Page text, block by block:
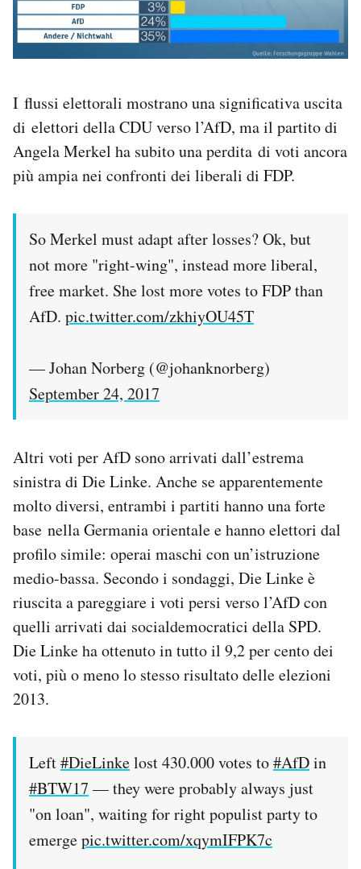
I flussi elettorali mostrano una significativa uscita
di elettori della CDU verso l’AfD, ma il partito di
Angela Merkel ha subito una perdita di voti ancora
più ampia nei confronti dei liberali di FDP.
So Merkel must adapt after losses? Ok, but
not more "right-wing", instead more liberal,
free market. She lost more votes to FDP than
AfD. pic.twitter.com/zkhiyOU45T
— Johan Norberg (@johanknorberg)
September 24, 2017
Altri voti per AfD sono arrivati dall’estrema
sinistra di Die Linke. Anche se apparentemente
molto diversi, entrambi i partiti hanno una forte
base nella Germania orientale e hanno elettori dal
profilo simile: operai maschi con un’istruzione
medio-bassa. Secondo i sondaggi, Die Linke è
riuscita a pareggiare i voti persi verso l’AfD con
quelli arrivati dai socialdemocratici della SPD.
Die Linke ha ottenuto in tutto il 9,2 per cento dei
voti, più o meno lo stesso risultato delle elezioni
2013.
Left#DieLinkelost 430.000 votes to#AfDin
#BTW17 — they were probably always just
"on loan", waiting for right populist party to
emergepic.twitter.com/xqymIFPK7c